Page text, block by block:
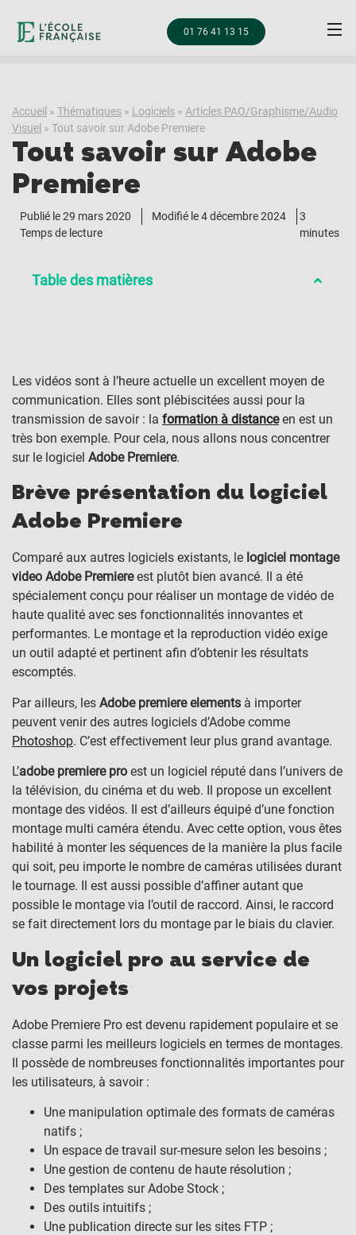
01 76 41 13 15
Accueil » Thématiques » Logiciels » Articles PAO/Graphisme/Audio
Visuel » Tout savoir sur Adobe Premiere
Tout savoir sur Adobe
Premiere
Publié le29 mars 2020
Modifié le 4 décembre 2024
Temps de lecture
3
minutes
Table des matières
Les vidéos sont à l’heure actuelle un excellent moyen de
communication. Elles sont plébiscitées aussi pour la
transmission de savoir : la formation à distanceen est un
très bon exemple. Pour cela, nous allons nous concentrer
sur le logiciel Adobe Premiere.
Brève présentation du logiciel
Adobe Premiere
Comparé aux autres logiciels existants, le logiciel montage
video Adobe Premiereest plutôt bien avancé. Il a été
spécialement conçu pour réaliser un montage de vidéo de
haute qualité avec ses fonctionnalités innovantes et
performantes. Le montage et la reproduction vidéo exige
un outil adapté et pertinent afin d’obtenir les résultats
escomptés.
Par ailleurs, les Adobe premiere elements à importer
peuvent venir des autres logiciels d’Adobe comme
Photoshop. C’est effectivement leur plus grand avantage.
L’adobe premiere pro est un logiciel réputé dans l’univers de
la télévision, du cinéma et du web. Il propose un excellent
montage des vidéos. Il est d’ailleurs équipé d’une fonction
montage multi caméra étendu. Avec cette option, vous êtes
habilité à monter les séquences de la manière la plus facile
qui soit, peu importe le nombre de caméras utilisées durant
le tournage. Il est aussi possible d’affiner autant que
possible le montage via l’outil de raccord. Ainsi, le raccord
se fait directement lors du montage par le biais du clavier.
Un logiciel pro au service de
vos projets
Adobe Premiere Pro est devenu rapidement populaire et se
classe parmi les meilleurs logiciels en termes de montages.
Il possède de nombreuses fonctionnalités importantes pour
les utilisateurs, à savoir :
Une manipulation optimale des formats de caméras
natifs ;
Un espace de travail sur-mesure selon les besoins ;
Une gestion de contenu de haute résolution ;
Des templates sur Adobe Stock ;
Des outils intuitifs ;
Une publication directe sur les sites FTP ;